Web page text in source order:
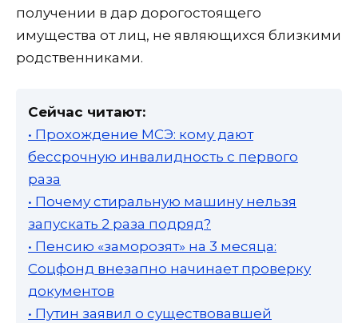
получении в дар дорогостоящего
имущества от лиц, не являющихся близкими
родственниками.
Сейчас читают:
• Прохождение МСЭ: кому дают
бессрочную инвалидность с первого
раза
• Почему стиральную машину нельзя
запускать 2 раза подряд?
• Пенсию «заморозят» на 3 месяца:
Соцфонд внезапно начинает проверку
документов
• Путин заявил о существовавшей